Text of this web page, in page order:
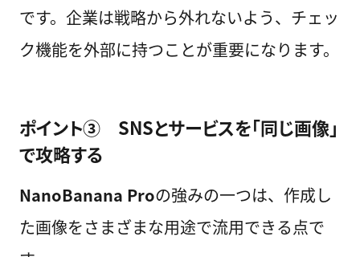
です。企業は戦略から外れないよう、チェッ
ク機能を外部に持つことが重要になります。
ポイント③ SNSとサービスを「同じ画像」
で攻略する
NanoBanana Proの強みの一つは、作成し
た画像をさまざまな用途で流用できる点で